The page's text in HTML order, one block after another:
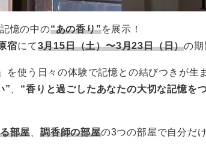
憶の中の“あの香り”を展示！
宿にて3月15日（土）〜3月23日（日）の
を使う日々の体験で記憶との結びつきが生
”
“香りと過ごしたあなたの大切な記憶を
部屋 、調香師の部屋の3つの部屋で自分だ